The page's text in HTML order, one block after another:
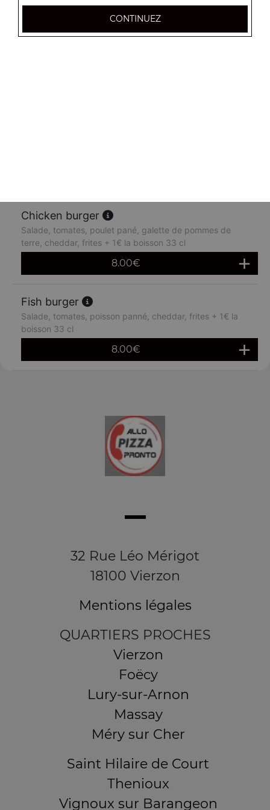
7.50€
Chicken burger
Salade, tomates, poulet pané, galette de pommes de
terre, cheddar, frites + 1€ la boisson 33 cl
8.00€
Fish burger
Salade, tomates, poisson panné, cheddar, frites + 1€ la
boisson 33 cl
8.00€
32 Rue Léo Mérigot
18100 Vierzon
Mentions légales
QUARTIERS PROCHES
Vierzon
Foëcy
Lury-sur-Arnon
Massay
Méry sur Cher
Saint Hilaire de Court
Thenioux
Vignoux sur Barangeon
CONTINUEZ